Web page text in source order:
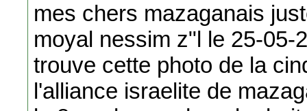
mes chers mazaganais
moyal nessim z"l le 25-05-
trouve cette photo de la
l'alliance israelite de